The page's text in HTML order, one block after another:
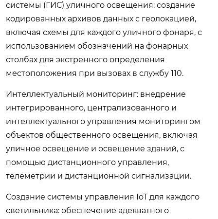
системы (ГИС) уличного освещения: создание
кодированных архивов данных с геолокацией,
включая схемы для каждого уличного фонаря, с
использованием обозначений на фонарных
столбах для экстренного определения
местоположения при вызовах в службу 110.
Интеллектуальный мониторинг: внедрение
интегрированного, централизованного и
интеллектуального управления мониторингом
объектов общественного освещения, включая
уличное освещение и освещение зданий, с
помощью дистанционного управления,
телеметрии и дистанционной сигнализации.
Создание системы управления IoT для каждого
светильника: обеспечение адекватного